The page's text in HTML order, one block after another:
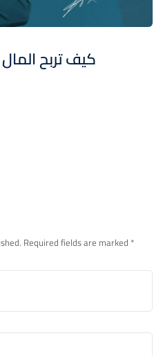
كيف تربح
Required fields are marked *